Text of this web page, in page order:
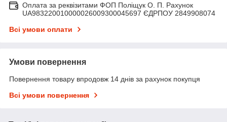
Оплата за реквізитами ФОП Поліщук О. П. Рахунок
UA983220010000026009300045697 ЄДРПОУ 2849908074
Всі умови оплати
Умови повернення
Повернення товару впродовж 14 днів за рахунок покупця
Всі умови повернення